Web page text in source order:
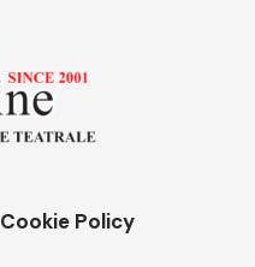
Cookie Policy